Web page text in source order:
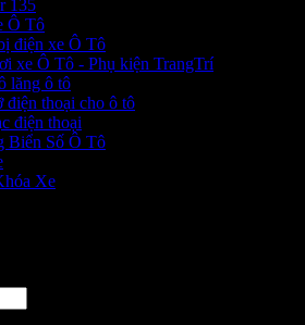
135
Ô Tô
điện xe Ô Tô
xe Ô Tô - Phụ kiện TrangTrí
lăng ô tô
điện thoại cho ô tô
điện thoại
Biển Số Ô Tô
Xe